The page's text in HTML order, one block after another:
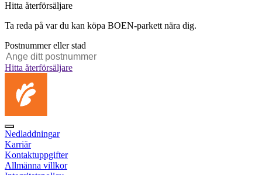
Hitta återförsäljare
Ta reda på var du kan köpa BOEN-parkett nära dig.
Postnummer eller stad
Hitta återförsäljare
Nedladdningar
Karriär
Kontaktuppgifter
Allmänna villkor